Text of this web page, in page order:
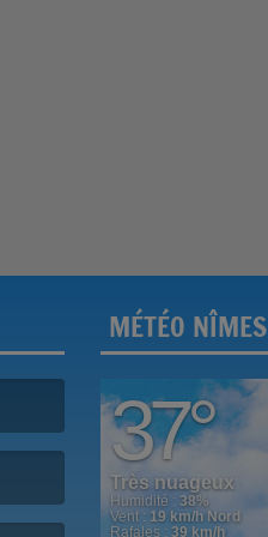
MÉTÉO NÎMES